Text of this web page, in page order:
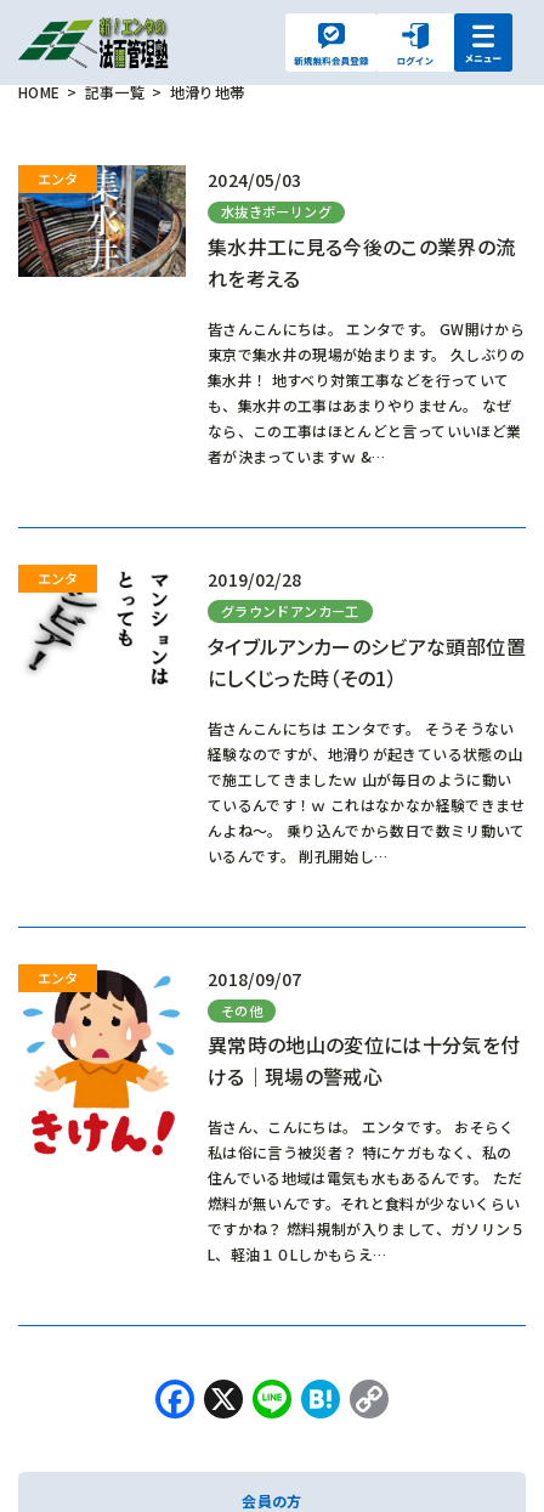
HOME 記事一覧 地滑り地帯
2024/05/03
水抜きボーリング
集水井工に見る今後のこの業界の流
れを考える
皆さんこんにちは。 エンタです。 GW開けから
東京で集水井の現場が始まります。 久しぶりの
集水井！ 地すべり対策工事などを行っていて
も、集水井の工事はあまりやりません。 なぜ
なら、この工事はほとんどと言っていいほど業
者が決まっていますｗ &…
2019/02/28
グラウンドアンカー工
タイブルアンカーのシビアな頭部位置
にしくじった時（その1）
皆さんこんにちは エンタです。 そうそうない
経験なのですが、地滑りが起きている状態の山
で施工してきましたｗ 山が毎日のように動い
ているんです！ｗ これはなかなか経験できませ
んよね～。 乗り込んでから数日で数ミリ動いて
いるんです。 削孔開始し…
2018/09/07
その他
異常時の地山の変位には十分気を付
ける｜現場の警戒心
皆さん、こんにちは。 エンタです。 おそらく
私は俗に言う被災者？ 特にケガもなく、私の
住んでいる地域は電気も水もあるんです。 ただ
燃料が無いんです。それと食料が少ないくらい
ですかね？ 燃料規制が入りまして、ガソリン５
L、軽油１０Lしかもらえ…
Facebook
X LineHatena
会員の方